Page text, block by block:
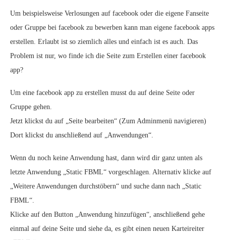
Um beispielsweise Verlosungen auf facebook oder die eigene Fanseite
oder Gruppe bei facebook zu bewerben kann man eigene facebook apps
erstellen. Erlaubt ist so ziemlich alles und einfach ist es auch. Das
Problem ist nur, wo finde ich die Seite zum Erstellen einer facebook
app?
Um eine facebook app zu erstellen musst du auf deine Seite oder
Gruppe gehen.
Jetzt klickst du auf „Seite bearbeiten“ (Zum Adminmenü navigieren)
Dort klickst du anschließend auf „Anwendungen“.
Wenn du noch keine Anwendung hast, dann wird dir ganz unten als
letzte Anwendung „Static FBML“ vorgeschlagen. Alternativ klicke auf
„Weitere Anwendungen durchstöbern“ und suche dann nach „Static
FBML“.
Klicke auf den Button „Anwendung hinzufügen“, anschließend gehe
einmal auf deine Seite und siehe da, es gibt einen neuen Karteireiter